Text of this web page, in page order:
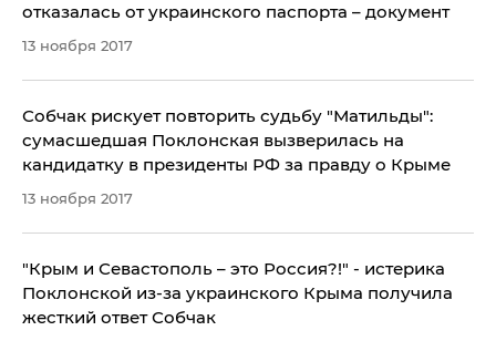
отказалась от украинского паспорта – документ
13 ноября 2017
​Собчак рискует повторить судьбу "Матильды":
сумасшедшая Поклонская вызверилась на
кандидатку в президенты РФ за правду о Крыме
13 ноября 2017
"Крым и Севастополь – это Россия?!" - истерика
Поклонской из-за украинского Крыма получила
жесткий ответ Собчак